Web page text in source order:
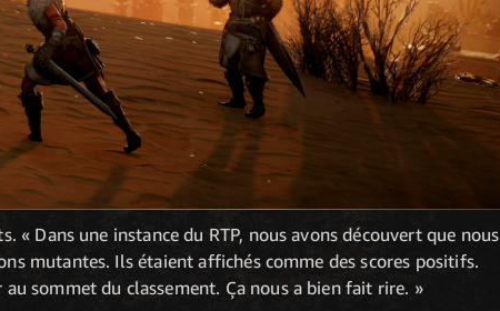
« Dans une instance du RTP, nous avons découvert que nous
mutantes. Ils étaient affichés comme des scores positifs.
sommet du classement. Ça nous a bien fait rire. »